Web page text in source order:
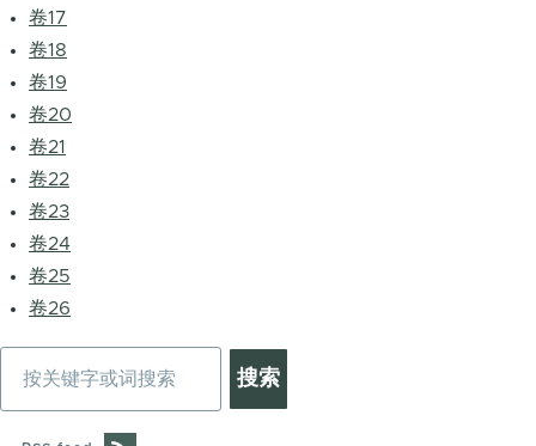
卷17
卷18
卷19
卷20
卷21
卷22
卷23
卷24
卷25
卷26